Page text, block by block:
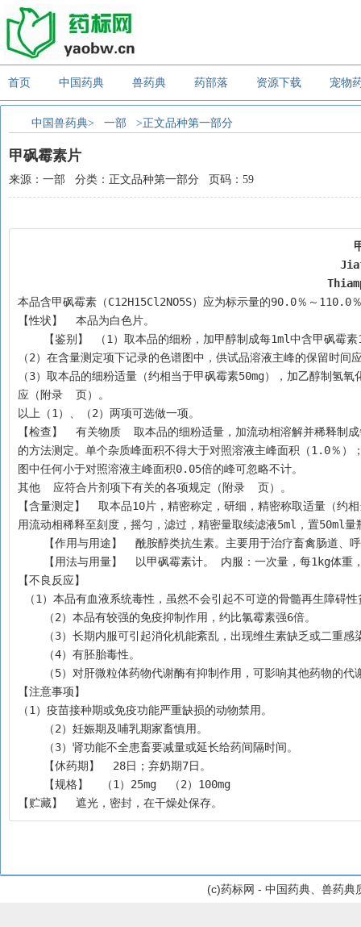
首页 中国药典 兽药典 药部落 资源下载 宠物
中国兽药典> 一部 >正文品种第一部分
甲砜霉素片
来源：一部 分类：正文品种第一部分 页码：59
本品含甲砜霉素（C12H15Cl2NO5S）应为标示量的90.0％～110.0
【性状】  本品为白色片。
【鉴别】 （1）取本品的细粉，加甲醇制成每1ml中含甲砜
（2）在含量测定项下记录的色谱图中，供试品溶液主峰的保留时间
（3）取本品的细粉适量（约相当于甲砜霉素50mg），加乙醇制氢
应（附录  页）。
以上（1）、（2）两项可选做一项。
【检查】  有关物质  取本品的细粉适量，加流动相溶解并稀释制
的方法测定。单个杂质峰面积不得大于对照溶液主峰面积（1.0％
图中任何小于对照溶液主峰面积0.05倍的峰可忽略不计。
其他  应符合片剂项下有关的各项规定（附录  页）。
【含量测定】  取本品10片，精密称定，研细，精密称取适量（约
用流动相稀释至刻度，摇匀，滤过，精密量取续滤液5ml，置50ml
【作用与用途】  酰胺醇类抗生素。主要用于治疗畜禽肠道、
【用法与用量】  以甲砜霉素计。 内服：一次量，每1kg体
【不良反应】
（1）本品有血液系统毒性，虽然不会引起不可逆的骨髓再生障碍
    （2）本品有较强的免疫抑制作用，约比氯霉素强6倍。
（3）长期内服可引起消化机能紊乱，出现维生素缺乏或二重感
    （4）有胚胎毒性。
（5）对肝微粒体药物代谢酶有抑制作用，可影响其他药物
【注意事项】
（1）疫苗接种期或免疫功能严重缺损的动物禁用。
    （2）妊娠期及哺乳期家畜慎用。
    （3）肾功能不全患畜要减量或延长给药间隔时间。
    【休药期】  28日；弃奶期7日。
    【规格】  （1）25mg  （2）100mg
【贮藏】  遮光，密封，在干燥处保存。
(c)药标网 - 中国药典、兽药典